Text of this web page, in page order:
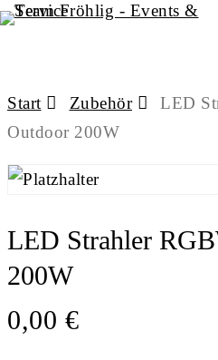
Skip
content
Start Zubehör
LED
Outdoor 200W
LED Strahler
200W
0,00 €